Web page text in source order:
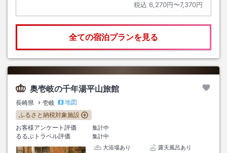
税込 6,270円〜7,370円
全ての宿泊プランを見る
奥壱岐の千年湯平山旅館
長崎県 壱岐
地図
ふるさと納税対象施設
お客様アンケート評価
集計中
るるぶトラベル評価
集計中
大浴場あり
露天風呂あり